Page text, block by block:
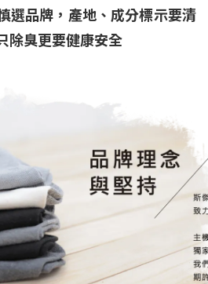
選品牌，產地、成分標示要清
除臭更要健康安全